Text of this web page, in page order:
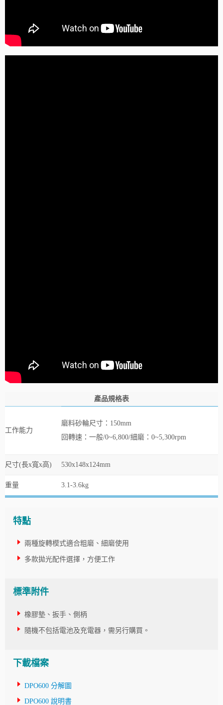
產品規格表
工作能力
磨料砂輪尺寸：150mm
回轉速：一般/0~6,800/細磨：0~5,300rpm
尺寸(長x寬x高) 530x148x124mm
重量 3.1-3.6kg
特點
兩種旋轉模式適合粗磨、細磨使用
多款拋光配件選擇，方便工作
標準附件
橡膠墊、扳手、側柄
隨機不包括電池及充電器，需另行購買。
下載檔案
DPO600 分解圖
DPO600 說明書